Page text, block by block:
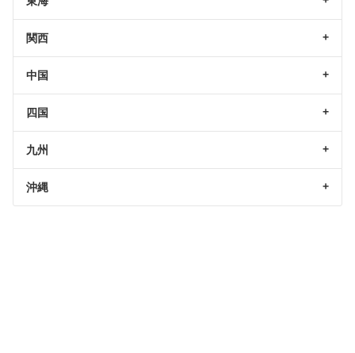
関西
中国
四国
九州
沖縄